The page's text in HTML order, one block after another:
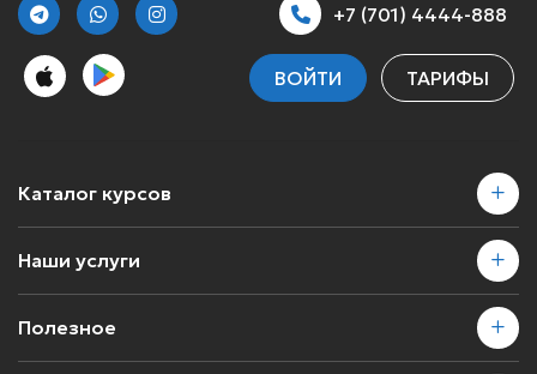
+7 (701) 4444-888
ВОЙТИ ТАРИФЫ
Каталог курсов
Наши услуги
Полезное